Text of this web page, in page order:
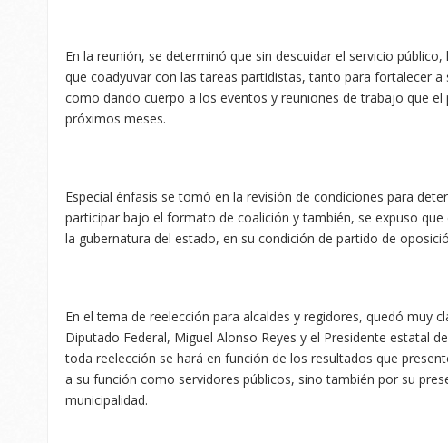
En la reunión, se determinó que sin descuidar el servicio
que coadyuvar con las tareas partidistas, tanto para fortalecer a
como dando cuerpo a los eventos y reuniones de trabajo que
próximos meses.
Especial énfasis se tomó en la revisión de condiciones para
participar bajo el formato de coalición y también, se expuso que
la gubernatura del estado, en su condición de partido de
En el tema de reelección para alcaldes y regidores, quedó muy
Diputado Federal, Miguel Alonso Reyes y el Presidente estatal
toda reelección se hará en función de los resultados que
a su función como servidores públicos, sino también por su
municipalidad.